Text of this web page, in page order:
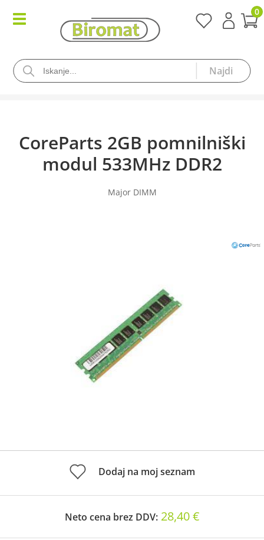
0
CoreParts 2GB pomnilniški
modul 533MHz DDR2
Major DIMM
Dodaj na moj seznam
Neto cena brez DDV: 28,40 €